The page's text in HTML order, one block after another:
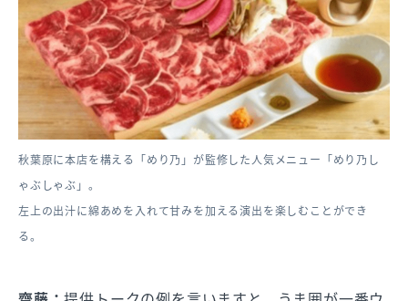
秋葉原に本店を構える「めり乃」が監修した人気メニュー「めり乃し
ゃぶしゃぶ」。
左上の出汁に綿あめを入れて甘みを加える演出を楽しむことができ
る。